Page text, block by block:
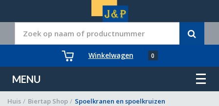
Winkelwagen 0
MENU
Huis / Biertap Shop / Spoelkranen en spoelkruizen